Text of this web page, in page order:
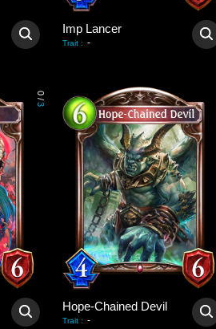
Imp Lancer
Trait : -
0
/
3
Hope-Chained Devil
Trait : -